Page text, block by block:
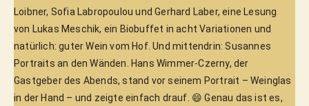
Loibner, Sofia Labropoulou und Gerhard Laber, eine Lesung
von Lukas Meschik, ein Biobuffet in acht Variationen und
natürlich: guter Wein vom Hof. Und mittendrin: Susannes
Portraits an den Wänden. Hans Wimmer-Czerny, der
Gastgeber des Abends, stand vor seinem Portrait – Weinglas
in der Hand – und zeigte einfach drauf. 😄 Genau das ist es,